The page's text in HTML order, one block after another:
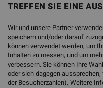
TREFFEN SIE EINE
Wir und unsere Partner
speichern und/oder darauf
können verwendet werden, um
Inhalten zu messen, und um
verbessern. Sie können Ihre
oder sich dagegen
der Besucherzahlen). Weitere